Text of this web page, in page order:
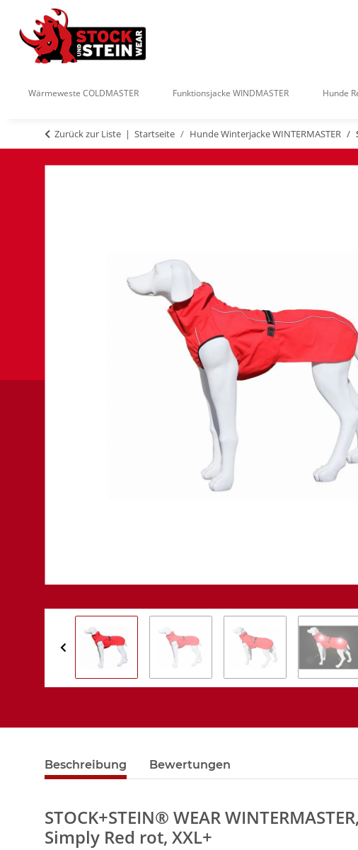
Wärmeweste COLDMASTER Funktionsjacke WINDMASTER Hunde
Zurück zur Liste Startseite Hunde Winterjacke WINTERMASTER
Beschreibung Bewertungen
STOCK+STEIN® WEAR
Simply Red rot, XXL+